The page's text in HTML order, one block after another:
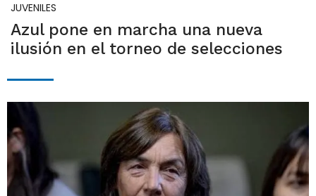
JUVENILES
Azul pone en marcha una nueva
ilusión en el torneo de selecciones